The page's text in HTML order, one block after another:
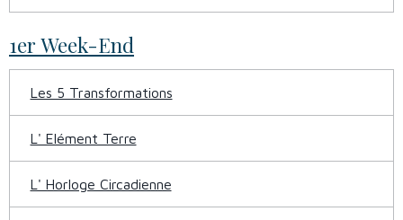
1er Week-End
Les 5 Transformations
L' Elément Terre
L' Horloge Circadienne